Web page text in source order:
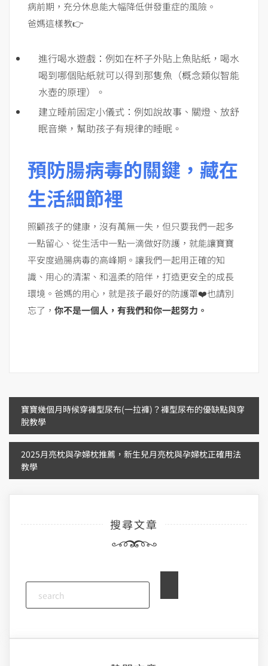
病前期，充分休息能大幅降低併發重症的風險。
爸媽這樣教👉
進行喝水遊戲：例如在杯子外貼上魚貼紙，喝水
喝到哪個貼紙就可以得到那隻魚（概念類似智能
水壺的原理）。
建立睡前固定小儀式：例如說故事、關燈、放舒
眠音樂，幫助孩子有規律的睡眠。
預防腸病毒的關鍵，藏在
生活細節裡
照顧孩子的健康，沒有萬無一失，但只要我們一起多
一點留心、從生活中一點一滴做好防護，就能讓寶寶
平安度過腸病毒的高峰期。讓我們一起用正確的知
識、用心的清潔、和溫柔的陪伴，打造更安全的成長
環境。爸媽的用心，就是孩子最好的防護罩❤️也請別
忘了， 你不是一個人，有我們和你一起努力。
文
章
導
覽
寶寶幾個月時候穿褲型尿布(一拉褲)？褲型尿布的優缺點與穿
脫教學
2025月亮枕與孕婦枕推薦，新生兒月亮枕與孕婦枕正確用法
教學
搜尋文章